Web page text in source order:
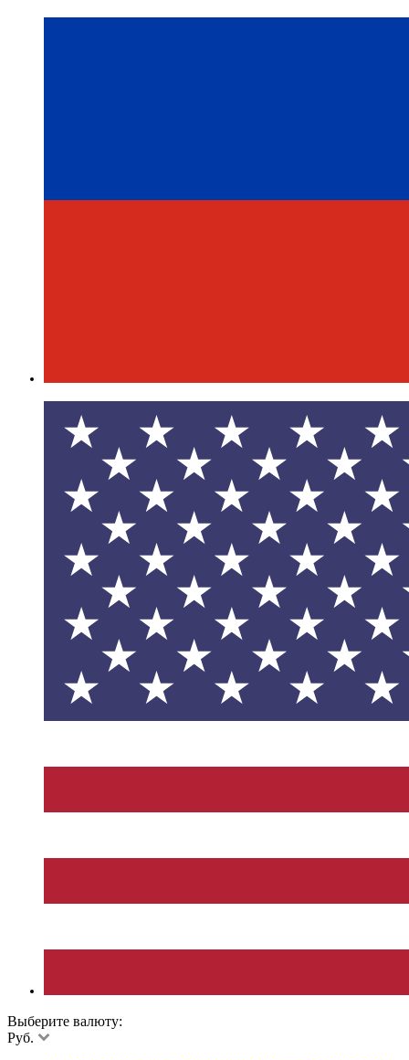
Выберите валюту:
Руб.